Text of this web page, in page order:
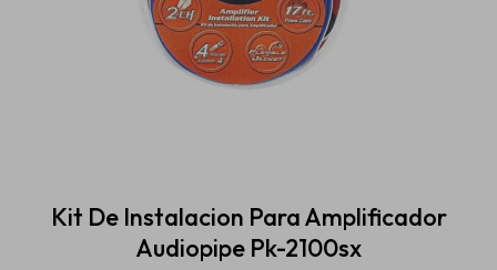
Kit De Instalacion Para Amplificador
Audiopipe Pk-2100sx
Accesorios